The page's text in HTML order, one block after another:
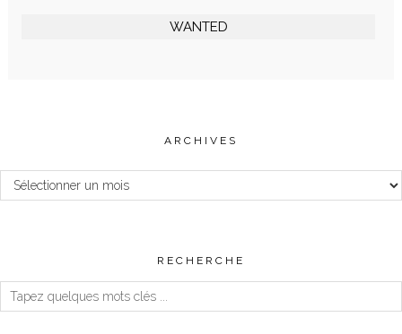
WANTED
ARCHIVES
Archives
RECHERCHE